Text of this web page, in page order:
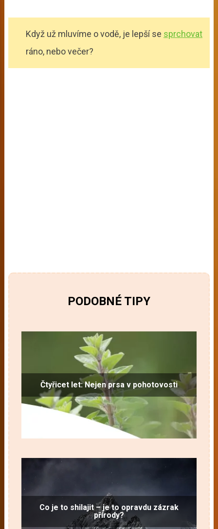
Když už mluvíme o vodě, je lepší se sprchovat
ráno, nebo večer?
PODOBNÉ TIPY
Čtyřicet let: Nejen prsa v pohotovosti
Co je to shilajit – je to opravdu zázrak
přírody?